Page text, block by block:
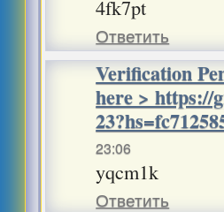
4fk7pt
Ответить
Verification
here > https://
23:06
yqcm1k
Ответить